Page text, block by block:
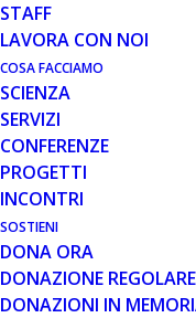
STAFF
LAVORA CON NOI
COSA FACCIAMO
SCIENZA
SERVIZI
CONFERENZE
PROGETTI
INCONTRI
SOSTIENI
DONA ORA
DONAZIONE REGOLARE
DONAZIONI IN
22 DIC 2010
SKIPPING
FOR